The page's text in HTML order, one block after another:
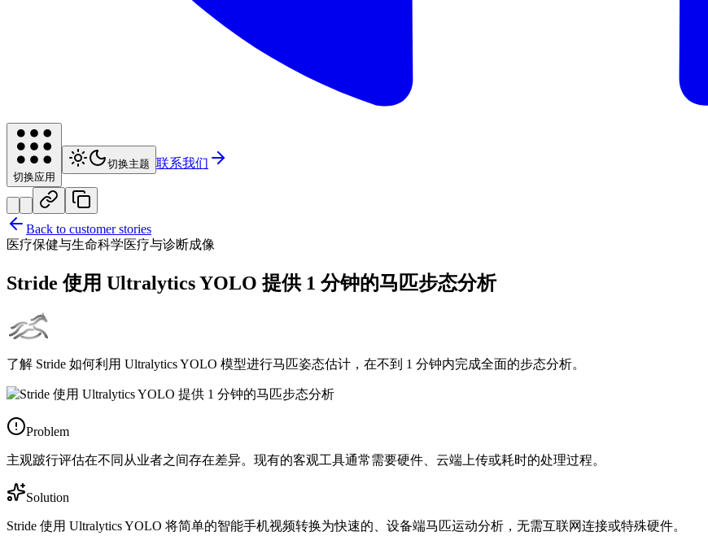
切换应用
切换主题 联系我们
Back to customer stories
医疗保健与生命科学医疗与诊断成像
Stride 使用 Ultralytics YOLO 提供 1 分钟的马匹步态分析
了解 Stride 如何利用 Ultralytics YOLO 模型进行马匹姿态估计，在不到 1 分钟内完成全面的步态分析。
Problem
主观跛行评估在不同从业者之间存在差异。现有的客观工具通常需要硬件、云端上传或耗时的处理过程。
Solution
Stride 使用 Ultralytics YOLO 将简单的智能手机视频转换为快速的、设备端马匹运动分析，无需互联网连接或特殊硬件。